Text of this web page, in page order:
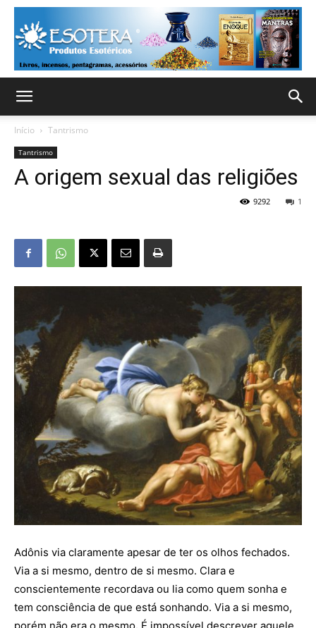
Início Tantrismo
Tantrismo
A origem sexual das religiões
1
9292
Adônis via claramente apesar de ter os olhos fechados.
Via a si mesmo, dentro de si mesmo. Clara e
conscientemente recordava ou lia como quem sonha e
tem consciência de que está sonhando. Via a si mesmo,
porém não era o mesmo. É impossível descrever aquele